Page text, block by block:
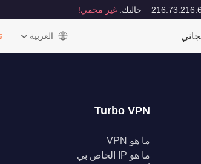
حالتك: غير محمي!
‫العربية
Turbo VPN
ما هو VPN
ما هو IP الخاص بي